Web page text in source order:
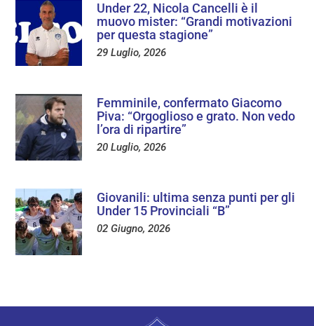
Under 22, Nicola Cancelli è il
muovo mister: “Grandi motivazioni
per questa stagione”
29 Luglio, 2026
Femminile, confermato Giacomo
Piva: “Orgoglioso e grato. Non vedo
l’ora di ripartire”
20 Luglio, 2026
Giovanili: ultima senza punti per gli
Under 15 Provinciali “B”
02 Giugno, 2026